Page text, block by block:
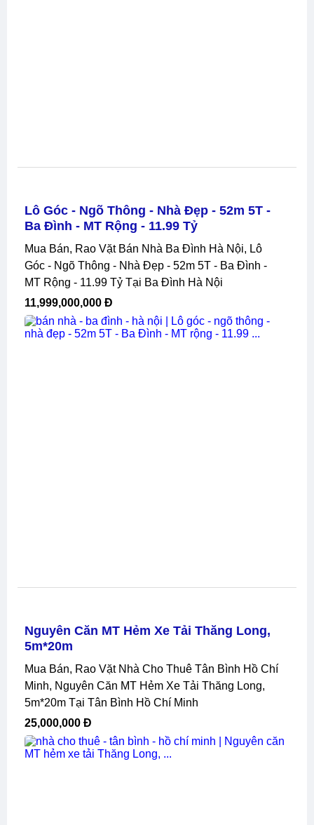
Lô Góc - Ngõ Thông - Nhà Đẹp - 52m 5T -
Ba Đình - MT Rộng - 11.99 Tỷ
Mua Bán, Rao Vặt Bán Nhà Ba Đình Hà Nội, Lô
Góc - Ngõ Thông - Nhà Đẹp - 52m 5T - Ba Đình -
MT Rộng - 11.99 Tỷ Tại Ba Đình Hà Nội
11,999,000,000 Đ
Nguyên Căn MT Hẻm Xe Tải Thăng Long,
5m*20m
Mua Bán, Rao Vặt Nhà Cho Thuê Tân Bình Hồ Chí
Minh, Nguyên Căn MT Hẻm Xe Tải Thăng Long,
5m*20m Tại Tân Bình Hồ Chí Minh
25,000,000 Đ